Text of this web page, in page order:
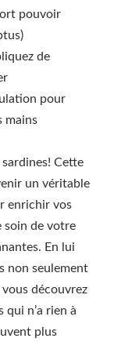
pouvoir
de
pour
mains
Cette
un véritable
enrichir vos
soin de votre
En lui
non seulement
découvrez
n’a rien à
plus